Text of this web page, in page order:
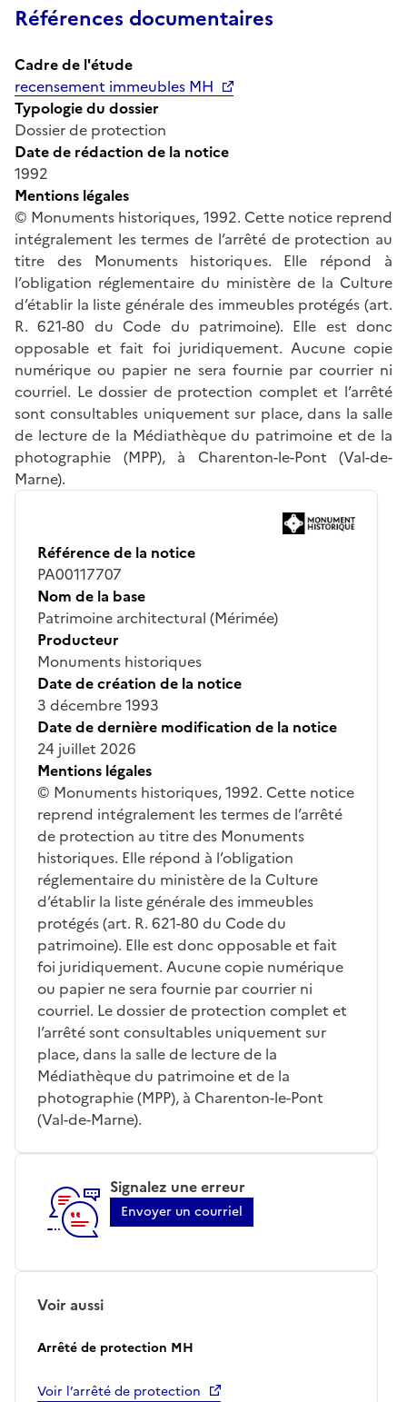
Références documentaires
Cadre de l'étude
recensement immeubles MH
Typologie du dossier
Dossier de protection
Date de rédaction de la notice
1992
Mentions légales
© Monuments historiques, 1992. Cette notice reprend
intégralement les termes de l’arrêté de protection au
titre des Monuments historiques. Elle répond à
l’obligation réglementaire du ministère de la Culture
d’établir la liste générale des immeubles protégés (art.
R. 621-80 du Code du patrimoine). Elle est donc
opposable et fait foi juridiquement. Aucune copie
numérique ou papier ne sera fournie par courrier ni
courriel. Le dossier de protection complet et l’arrêté
sont consultables uniquement sur place, dans la salle
de lecture de la Médiathèque du patrimoine et de la
photographie (MPP), à Charenton-le-Pont (Val-de-
Marne).
Référence de la notice
PA00117707
Nom de la base
Patrimoine architectural (Mérimée)
Producteur
Monuments historiques
Date de création de la notice
3 décembre 1993
Date de dernière modification de la notice
24 juillet 2026
Mentions légales
© Monuments historiques, 1992. Cette notice
reprend intégralement les termes de l’arrêté
de protection au titre des Monuments
historiques. Elle répond à l’obligation
réglementaire du ministère de la Culture
d’établir la liste générale des immeubles
protégés (art. R. 621-80 du Code du
patrimoine). Elle est donc opposable et fait
foi juridiquement. Aucune copie numérique
ou papier ne sera fournie par courrier ni
courriel. Le dossier de protection complet et
l’arrêté sont consultables uniquement sur
place, dans la salle de lecture de la
Médiathèque du patrimoine et de la
photographie (MPP), à Charenton-le-Pont
(Val-de-Marne).
Signalez une erreur
Envoyer un courriel
Voir aussi
Arrêté de protection MH
Voir l’arrêté de protection